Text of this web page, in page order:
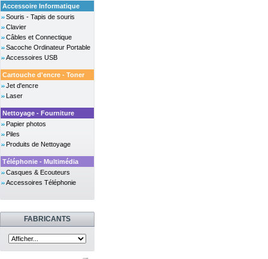
Accessoire Informatique
Souris - Tapis de souris
Clavier
Câbles et Connectique
Sacoche Ordinateur Portable
Accessoires USB
Cartouche d'encre - Toner
Jet d'encre
Laser
Nettoyage - Fourniture
Papier photos
Piles
Produits de Nettoyage
Téléphonie - Multimédia
Casques & Ecouteurs
Accessoires Téléphonie
FABRICANTS